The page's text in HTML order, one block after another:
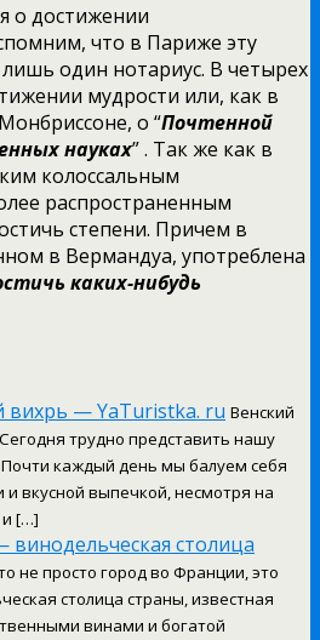
о достижении
что в Париже эту
один нотариус. В четырех
мудрости или, как в
о “Почтенной
науках” . Так же как в
колоссальным
распространенным
степени. Причем в
в Вермандуа, употреблена
каких-нибудь
вихрь — YaTuristka. ru Венский
трудно представить нашу
каждый день мы балуем себя
вкусной выпечкой, несмотря на
и […]
винодельческая столица
не просто город во Франции, это
столица страны, известная
винами и богатой